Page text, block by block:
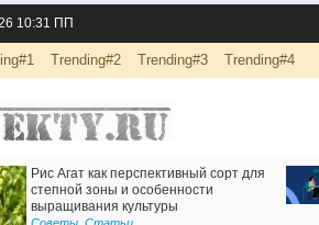
10:31 ПП
Trending#2 Trending#3 Trending#4
Есть решение для движения через
Железнодорожный тоннель
Геодезия и геология